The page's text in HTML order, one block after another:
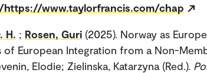
www.taylorfrancis.com/chap
H. ; Rosen, Guri (2025). Norway as
of European Integration from a Non-
Elodie; Zielinska, Katarzyna (Red.).